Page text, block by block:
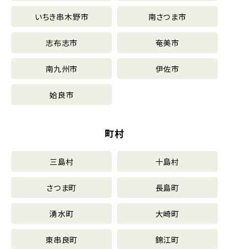
いちき串木野市 南さつま市
志布志市 奄美市
南九州市 伊佐市
姶良市
町村
三島村 十島村
さつま町 長島町
湧水町 大崎町
東串良町 錦江町